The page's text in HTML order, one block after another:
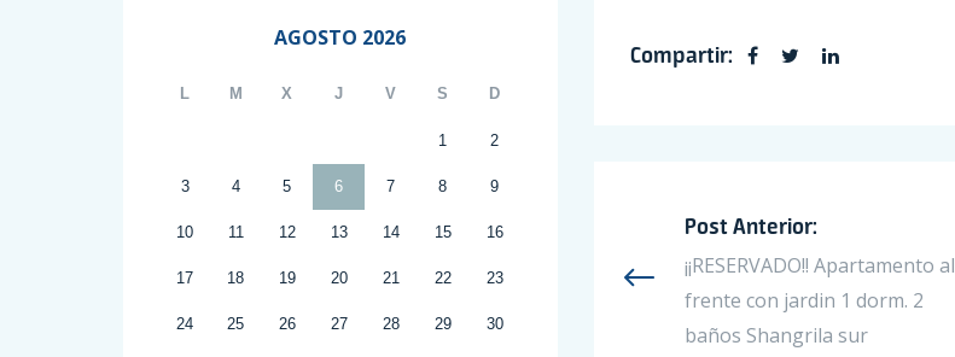
Compartir:
Post Anterior:
¡¡RESERVADO!! Apartamento al
frente con jardin 1 dorm. 2
baños Shangrila sur
AGOSTO 2026
L M X J V S D
1 2
3 4 5 6 7 8 9
10 11 12 13 14 15 16
17 18 19 20 21 22 23
24 25 26 27 28 29 30